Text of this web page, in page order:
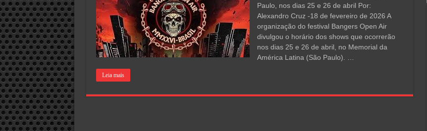
Paulo, nos dias 25 e 26 de abril Por:
Alexandro Cruz -18 de fevereiro de 2026 A
organização do festival Bangers Open Air
divulgou o horário dos shows que ocorrerão
nos dias 25 e 26 de abril, no Memorial da
América Latina (São Paulo). …
Leia mais